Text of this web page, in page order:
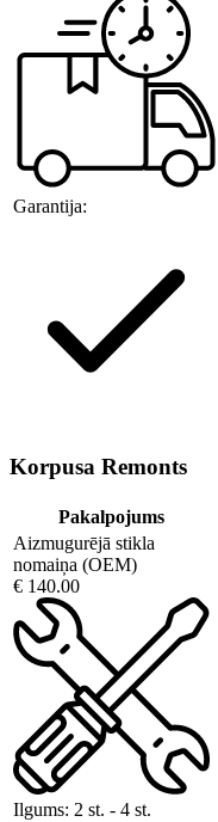
Garantija:
Korpusa Remonts
Pakalpojums
Aizmugurējā stikla
nomaiņa (OEM)
€ 140.00
Ilgums: 2 st. - 4 st.